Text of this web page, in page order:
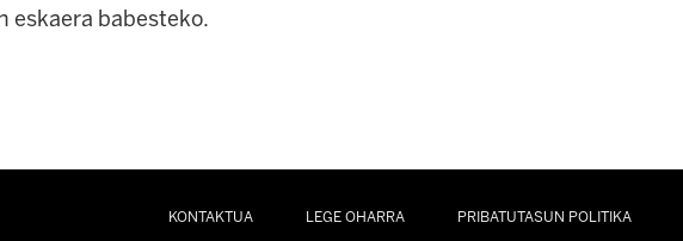
eskaera babesteko.
KONTAKTUA LEGE OHARRA PRIBATUTASUN POLITIKA